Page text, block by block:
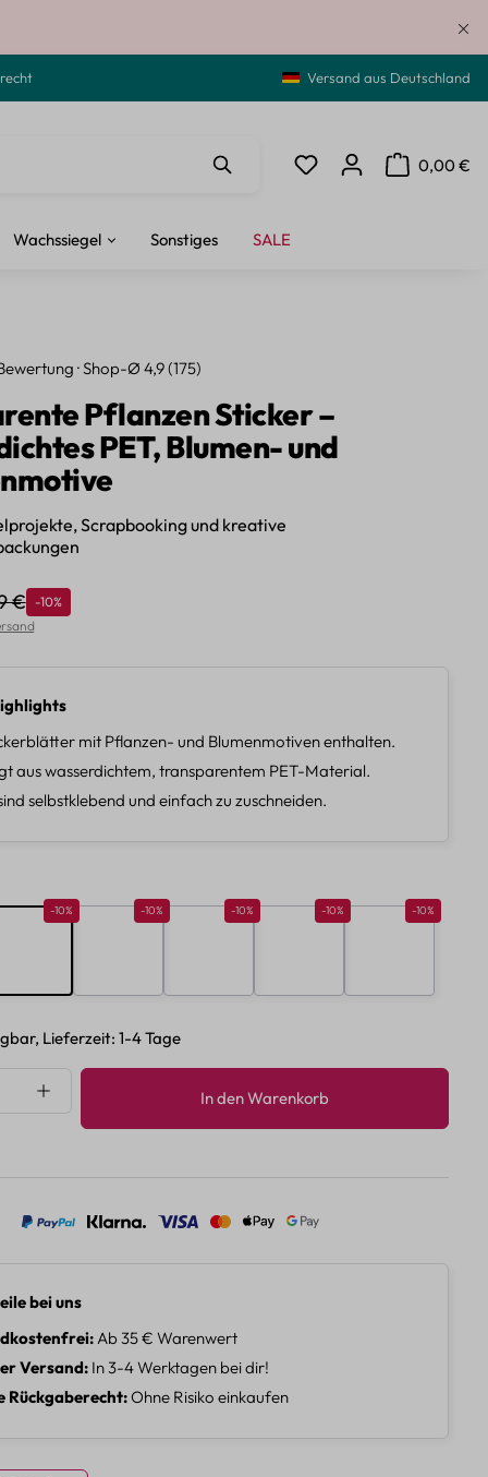
Versand aus Deutschland
Du hast 0 Produkte auf
0,00 €
Warenkorb
Wachssiegel Sonstiges SALE
· Shop-Ø 4,9 (175)
Pflanzen Sticker –
PET, Blumen- und
Scrapbooking und kreative
Preis:
€ Rabatt
-10%
mit Pflanzen- und Blumenmotiven enthalten.
aus wasserdichtem, transparentem PET-Material.
selbstklebend und einfach zu zuschneiden.
Rabatt 10%
-10% Rabatt 10%
-10% Rabatt 10%
-10% Rabatt 10%
-10% Rabatt 10%
-10%
Lieferzeit: 1-4 Tage
Gib den gewünschten Wert ein
In den Warenkorb
bei uns
Ab 35 € Warenwert
Versand In 3-4 Werktagen bei dir!
Rückgaberecht Ohne Risiko einkaufen